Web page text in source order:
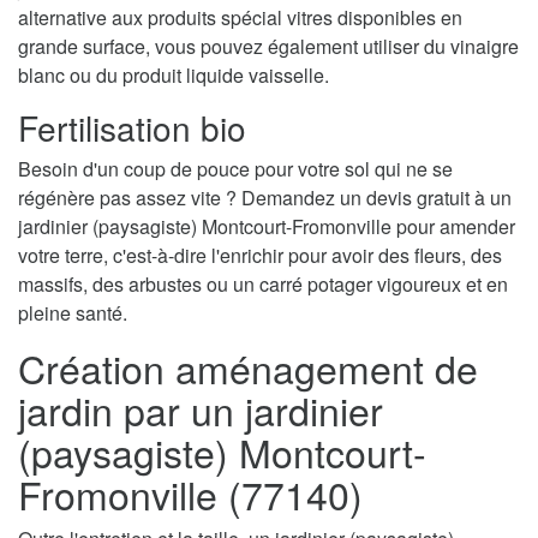
alternative aux produits spécial vitres disponibles en
grande surface, vous pouvez également utiliser du vinaigre
blanc ou du produit liquide vaisselle.
Fertilisation bio
Besoin d'un coup de pouce pour votre sol qui ne se
régénère pas assez vite ? Demandez un devis gratuit à un
jardinier (paysagiste) Montcourt-Fromonville pour amender
votre terre, c'est-à-dire l'enrichir pour avoir des fleurs, des
massifs, des arbustes ou un carré potager vigoureux et en
pleine santé.
Création aménagement de
jardin par un jardinier
(paysagiste) Montcourt-
Fromonville (77140)